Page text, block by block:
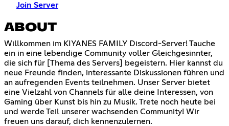
Join Server
ABOUT
Willkommen im KIYANES FAMILY Discord-Server! Tauche
ein in eine lebendige Community voller Gleichgesinnter,
die sich für [Thema des Servers] begeistern. Hier kannst du
neue Freunde finden, interessante Diskussionen führen und
an aufregenden Events teilnehmen. Unser Server bietet
eine Vielzahl von Channels für alle deine Interessen, von
Gaming über Kunst bis hin zu Musik. Trete noch heute bei
und werde Teil unserer wachsenden Community! Wir
freuen uns darauf, dich kennenzulernen.